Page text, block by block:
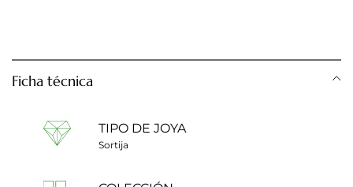
Ficha técnica
TIPO DE JOYA
Sortija